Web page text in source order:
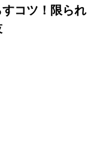
コツ！限られ